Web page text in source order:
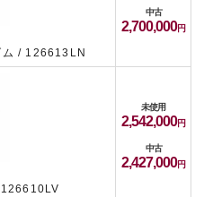
ム / 126613LN
中古
2,700,000
未使用
2,542,000
中古
2,427,000